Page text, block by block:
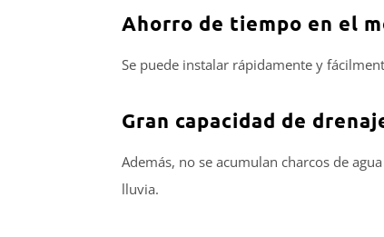
Ahorro de tiempo en el
Se puede instalar rápidamente y
Gran capacidad de
Además, no se acumulan charcos de
lluvia.